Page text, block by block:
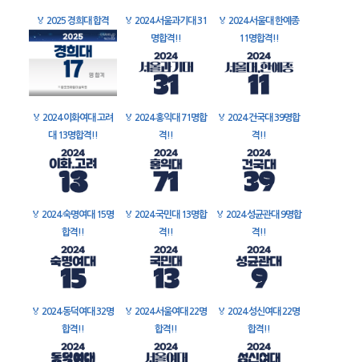
🏅 2025 경희대 합격 🏅 2024 서울과기대 31
명합격!!
🏅 2024 서울대 한예종
11명합격!!
🏅 2024 이화여대 고려
대 13명합격!!
🏅 2024 홍익대 71명합
격!!
🏅 2024 건국대 39명합
격!!
🏅 2024 숙명여대 15명
합격!!
🏅 2024 국민대 13명합
격!!
🏅 2024 성균관대 9명합
격!!
🏅 2024 동덕여대 32명
합격!!
🏅 2024 서울여대 22명
합격!!
🏅 2024 성신여대 22명
합격!!